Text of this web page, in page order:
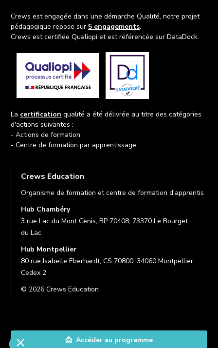
📩 Accéder au programme
Crews est engagée dans une démarche Qualité, notre projet
pédagogique repose sur 5 engagements.
Crews est certifiée Qualiopi et est référencée sur DataDock.
La certification qualité a été délivrée au titre des catégories
d'actions suivantes :
- Actions de formation,
- Centre de formation par apprentissage.
Crews Education
Organisme de formation et centre de formation d'apprentis
Hub Chambéry
3 rue Lac du Mont Cenis, BP 70408, 73370 Le Bourget
du Lac
Hub Montpellier
80 rue Isabelle Eberhardt, CS 70800, 34060 Montpellier
Cedex 2
© 2026 Crews Education